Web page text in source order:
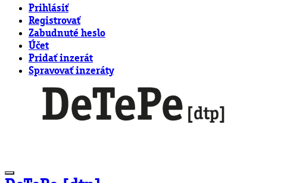
Prihlásiť
Registrovať
Zabudnuté heslo
Účet
Pridať inzerát
Spravovať inzeráty